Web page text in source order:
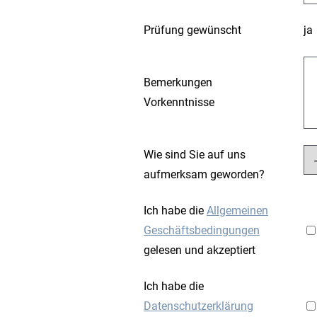
Prüfung gewünscht ja
Bemerkungen
Vorkenntnisse
Wie sind Sie auf uns
aufmerksam geworden?
Ich habe die Allgemeinen
Geschäftsbedingungen
gelesen und akzeptiert
Ich habe die
Datenschutzerklärung